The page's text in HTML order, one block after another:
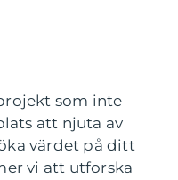
som inte
att njuta av
värdet på ditt
vi att utforska